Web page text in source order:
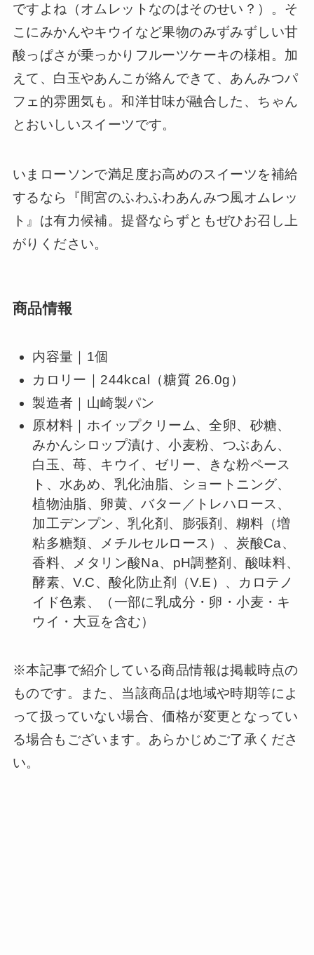
ですよね（オムレットなのはそのせい？）。そ
こにみかんやキウイなど果物のみずみずしい甘
酸っぱさが乗っかりフルーツケーキの様相。加
えて、白玉やあんこが絡んできて、あんみつパ
フェ的雰囲気も。和洋甘味が融合した、ちゃん
とおいしいスイーツです。
いまローソンで満足度お高めのスイーツを補給
するなら『間宮のふわふわあんみつ風オムレッ
ト』は有力候補。提督ならずともぜひお召し上
がりください。
商品情報
内容量｜1個
カロリー｜244kcal（糖質 26.0g）
製造者｜山崎製パン
原材料｜ホイップクリーム、全卵、砂糖、
みかんシロップ漬け、小麦粉、つぶあん、
白玉、苺、キウイ、ゼリー、きな粉ペース
ト、水あめ、乳化油脂、ショートニング、
植物油脂、卵黄、バター／トレハロース、
加工デンプン、乳化剤、膨張剤、糊料（増
粘多糖類、メチルセルロース）、炭酸Ca、
香料、メタリン酸Na、pH調整剤、酸味料、
酵素、V.C、酸化防止剤（V.E）、カロテノ
イド色素、（一部に乳成分・卵・小麦・キ
ウイ・大豆を含む）
※本記事で紹介している商品情報は掲載時点の
ものです。また、当該商品は地域や時期等によ
って扱っていない場合、価格が変更となってい
る場合もございます。あらかじめご了承くださ
い。